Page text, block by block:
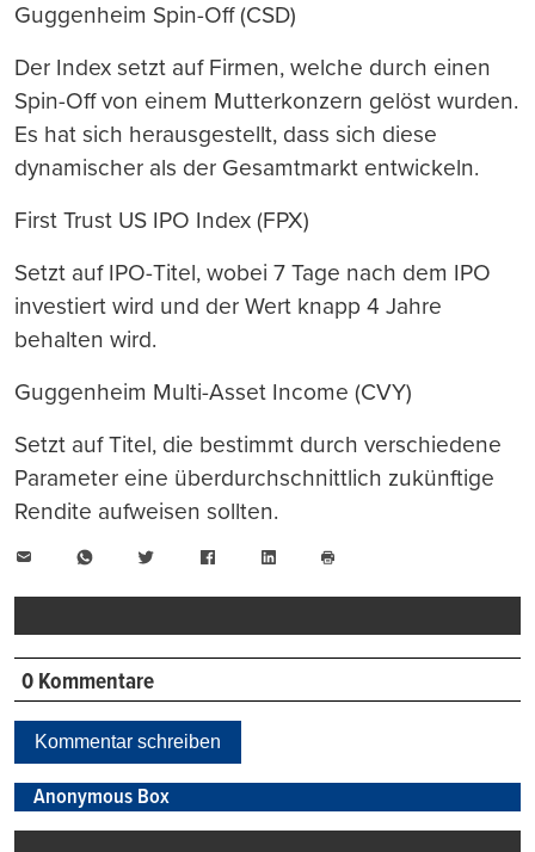
Guggenheim Spin-Off (CSD)
Der Index setzt auf Firmen, welche durch einen
Spin-Off von einem Mutterkonzern gelöst wurden.
Es hat sich herausgestellt, dass sich diese
dynamischer als der Gesamtmarkt entwickeln.
First Trust US IPO Index (FPX)
Setzt auf IPO-Titel, wobei 7 Tage nach dem IPO
investiert wird und der Wert knapp 4 Jahre
behalten wird.
Guggenheim Multi-Asset Income (CVY)
Setzt auf Titel, die bestimmt durch verschiedene
Parameter eine überdurchschnittlich zukünftige
Rendite aufweisen sollten.
WhatsAppTwitter FacebookLinkedIn
drucken
0 Kommentare
Kommentar schreiben
Anonymous Box